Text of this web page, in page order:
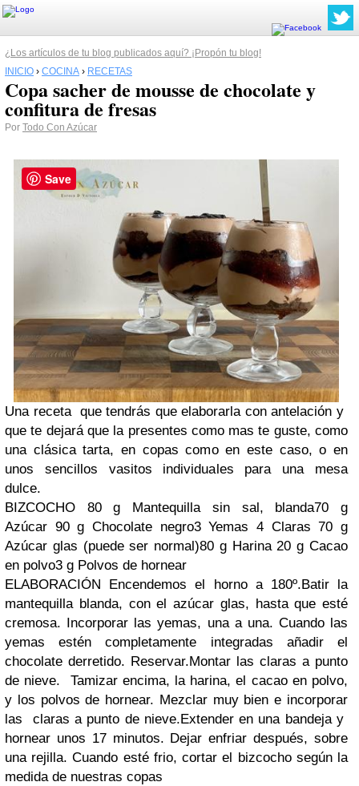
¿Los artículos de tu blog publicados aquí? ¡Propón tu blog!
INICIO › COCINA › RECETAS
Copa sacher de mousse de chocolate y
confitura de fresas
Por Todo Con Azúcar
Una receta que tendrás que elaborarla con antelación y
que te dejará que la presentes como mas te guste, como
una clásica tarta, en copas como en este caso, o en
unos sencillos vasitos individuales para una mesa
dulce.
BIZCOCHO 80 g Mantequilla sin sal, blanda70 g
Azúcar 90 g Chocolate negro3 Yemas 4 Claras 70 g
Azúcar glas (puede ser normal)80 g Harina 20 g Cacao
en polvo3 g Polvos de hornear
ELABORACIÓN Encendemos el horno a 180º.Batir la
mantequilla blanda, con el azúcar glas, hasta que esté
cremosa. Incorporar las yemas, una a una. Cuando las
yemas estén completamente integradas añadir el
chocolate derretido. Reservar.Montar las claras a punto
de nieve. Tamizar encima, la harina, el cacao en polvo,
y los polvos de hornear. Mezclar muy bien e incorporar
las claras a punto de nieve.Extender en una bandeja y
hornear unos 17 minutos. Dejar enfriar después, sobre
una rejilla. Cuando esté frio, cortar el bizcocho según la
medida de nuestras copas
Save